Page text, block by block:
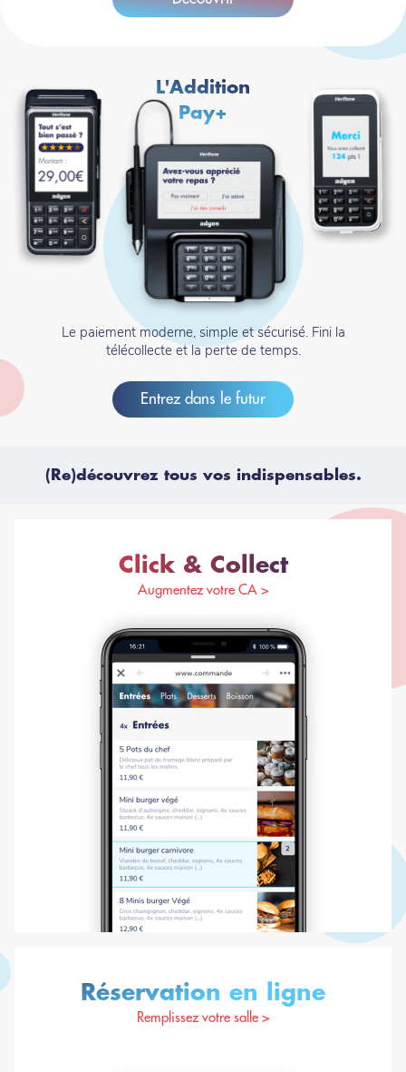
L'Addition
Pay+
Le paiement moderne, simple et sécurisé. Fini la
télécollecte et la perte de temps.
Entrez dans le futur
Titre(Re)découvrez tous vos indispensables.
Click & Collect
Augmentez votre CA >
Réservation en ligne
Remplissez votre salle >